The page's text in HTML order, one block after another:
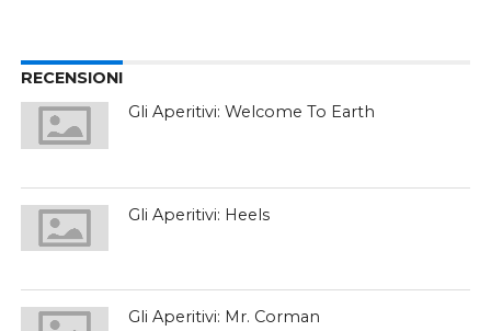
RECENSIONI
Gli Aperitivi: Welcome To Earth
Gli Aperitivi: Heels
Gli Aperitivi: Mr. Corman